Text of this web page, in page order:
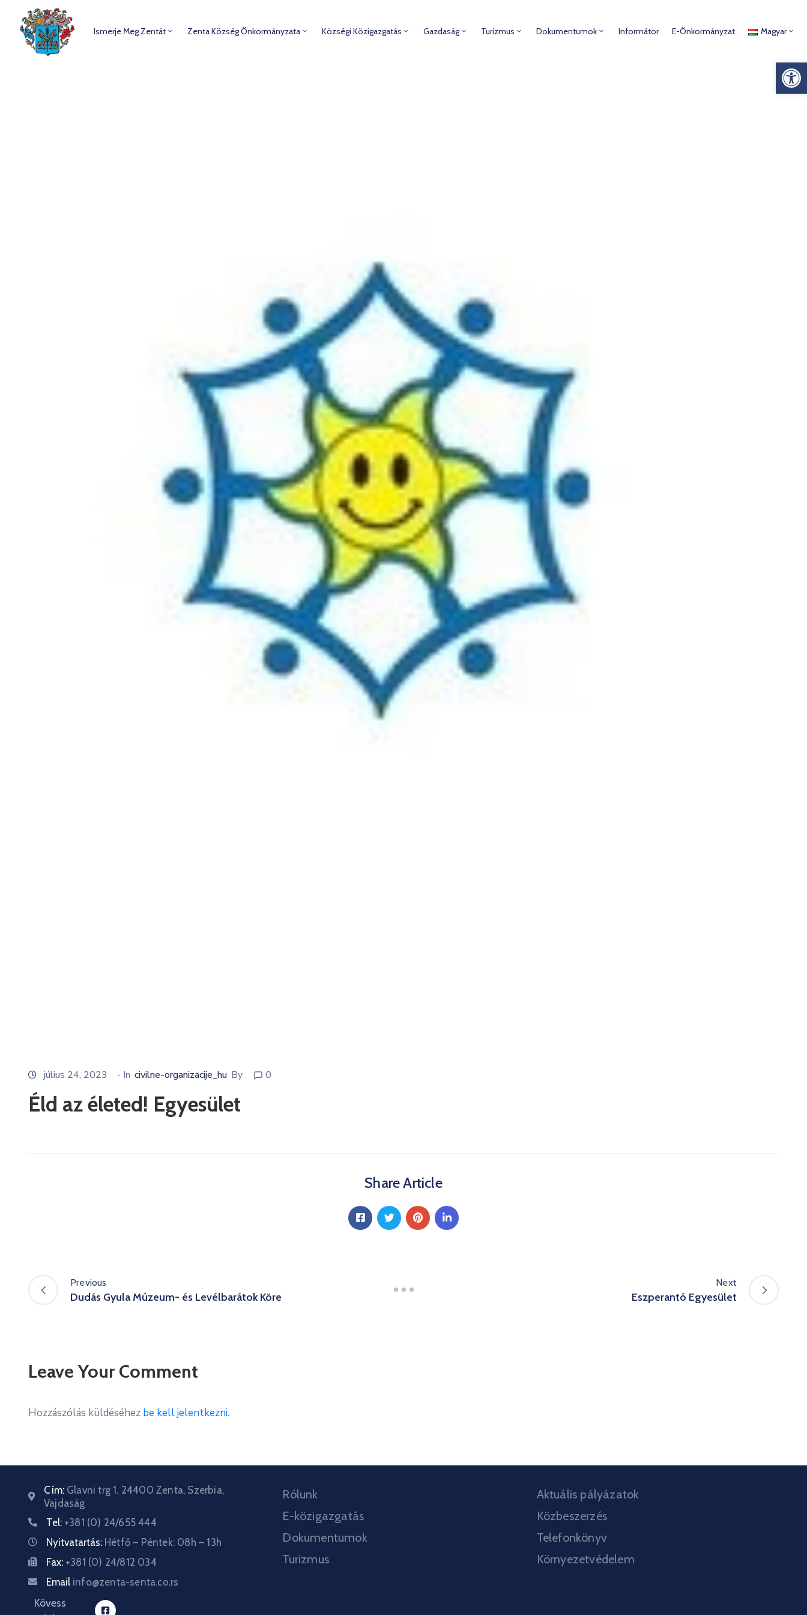
Ismerje Meg Zentát Zenta Község Önkormányzata Községi Közigazgatás Gazdaság Turizmus Dokumentumok Informátor E-Önkormányzat Magyar
július 24, 2023 - In civilne-organizacije_hu By 0
Éld az életed! Egyesület
Share Article
Previous
Dudás Gyula Múzeum- és Levélbarátok Köre
Next
Eszperantó Egyesület
Leave Your Comment
Hozzászólás küldéséhez be kell jelentkezni.
Cím: Glavni trg 1. 24400 Zenta, Szerbia,
Vajdaság
Tel: +381 (0) 24/655 444
Nyitvatartás: Hétfő – Péntek: 08h – 13h
Fax: +381 (0) 24/812 034
Email info@zenta-senta.co.rs
Kövess
Rólunk
E-közigazgatás
Dokumentumok
Turizmus
Aktuális pályázatok
Közbeszerzés
Telefonkönyv
Környezetvédelem